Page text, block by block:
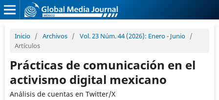
Inicio / Archivos / Vol. 23 Núm. 44 (2026): Enero - Junio /
Artículos
Prácticas de comunicación en el
activismo digital mexicano
Análisis de cuentas en Twitter/X